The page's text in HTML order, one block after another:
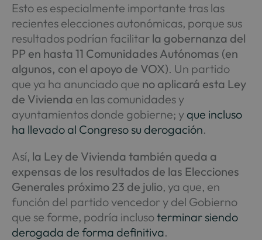
Esto es especialmente importante tras las
recientes elecciones autonómicas, porque sus
resultados podrían facilitar la gobernanza del
PP en hasta 11 Comunidades Autónomas (en
algunos, con el apoyo de VOX). Un partido
que ya ha anunciado que no aplicará esta Ley
de Vivienda en las comunidades y
ayuntamientos donde gobierne; y que incluso
ha llevado al Congreso su derogación.
Así, la Ley de Vivienda también queda a
expensas de los resultados de las Elecciones
Generales próximo 23 de julio, ya que, en
función del partido vencedor y del Gobierno
que se forme, podría inclusoterminar siendo
derogada de forma definitiva.